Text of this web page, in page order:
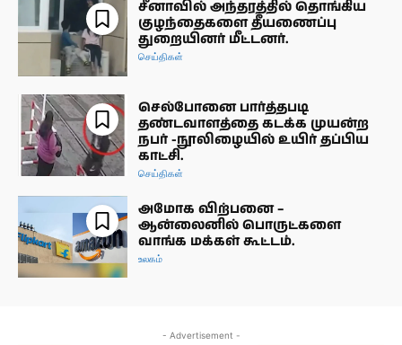
சீனாவில் அந்தரத்தில் தொங்கிய
குழந்தைகளை தீயணைப்பு
துறையினர் மீட்டனர்.
செய்திகள்
செல்போனை பார்த்தபடி
தண்டவாளத்தை கடக்க முயன்ற
நபர் -நூலிழையில் உயிர் தப்பிய
காட்சி.
செய்திகள்
அமோக விற்பனை –
ஆன்லைனில் பொருட்களை
வாங்க மக்கள் கூட்டம்.
உலகம்
- Advertisement -